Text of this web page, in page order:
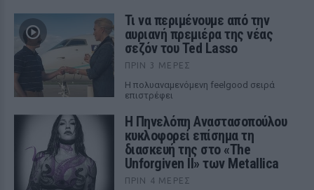
Τι να περιμένουμε από την
αυριανή πρεμιέρα της νέας
σεζόν του Ted Lasso
ΠΡΙΝ 3 ΜΈΡΕΣ
Η πολυαναμενόμενη feelgood σειρά
επιστρέφει
Η Πηνελόπη Αναστασοπούλου
κυκλοφορεί επίσημα τη
διασκευή της στο «The
Unforgiven II» των Metallica
ΠΡΙΝ 4 ΜΈΡΕΣ